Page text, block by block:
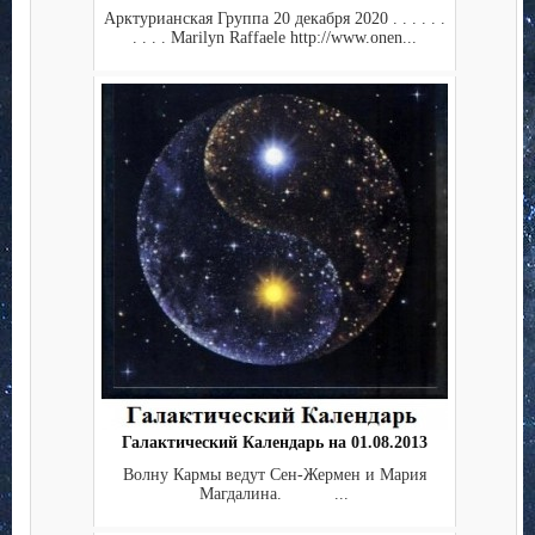
Арктурианская Группа 20 декабря 2020 . . . . . .
. . . . Marilyn Raffaele http://www.onen...
Галактический Календарь на 01.08.2013
Волну Кармы ведут Сен-Жермен и Мария
Магдалина. ...